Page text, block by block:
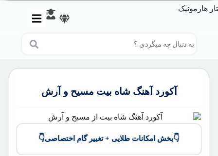
آکورد آهنگ شاه بیت مسیح و آرش
👇بخش امکانات طلایی + تغییر گام اختصاصی👇